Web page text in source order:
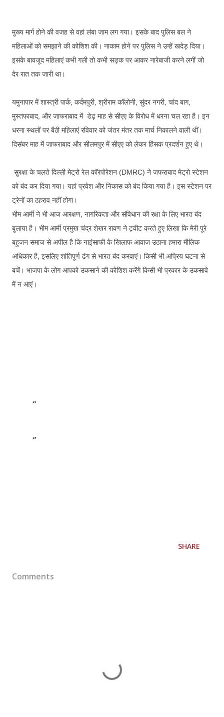
मुख्य मार्ग होने की वजह से वहां लंबा जाम लग गया। इसके बाद पुलिस बल ने
महिलाओं को समझाने की कोशिश की। नाकाम होने पर पुलिस ने उन्हें खदेड़ दिया।
इसके बावजूद महिलाएं कभी गली तो कभी सड़क पर आकर नारेबाजी करने लगीं जो
देर रात तक जारी था।
यमुनापार में शास्त्री पार्क, कर्दमपुरी, श्रीराम कॉलोनी, सुंदर नगरी, चांद बाग,
मुस्तफाबाद, और जाफराबाद में डेढ़ माह से सीएए के विरोध में धरना चल रहा है। इन
धरना स्थलों पर बैठी महिलाएं रविवार को जंतर मंतर तक मार्च निकालने वाली थीं।
दिसंबर माह में जाफराबाद और सीलमपुर में सीएए को लेकर हिंसक प्रदर्शन हुए थे।
सुरक्षा के चलते दिल्ली मेट्रो रेल कॉरपोरेशन (DMRC) ने जफराबाद मेट्रो स्टेशन
को बंद कर दिया गया। यहां प्रवेश और निकास को बंद किया गया है। इस स्टेशन पर
ट्रेनों का ठहराव नहीं होगा।
भीम आर्मी ने भी आज आरक्षण, नागरिकता और संविधान की रक्षा के लिए भारत बंद
बुलाया है। भीम आर्मी प्रमुख चंद्र शेखर रावण ने ट्वीट करते हुए लिखा कि मेरी पूरे
बहुजन समाज से अपील है कि नाइंसाफी के खिलाफ आवाज उठाना हमारा मौलिक
अधिकार है, इसलिए शांतिपूर्ण ढंग से भारत बंद करवाएं। किसी भी अप्रिय घटना से
बचें। भाजपा के लोग आपको उकसाने की कोशिश करेंगे किसी भी प्रकार के उकसावे
में न आएं।
SHARE
Comments